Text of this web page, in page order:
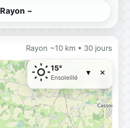
Rayon −
Rayon ~10 km • 30 jours
15°
Ensoleillé ▾ ×